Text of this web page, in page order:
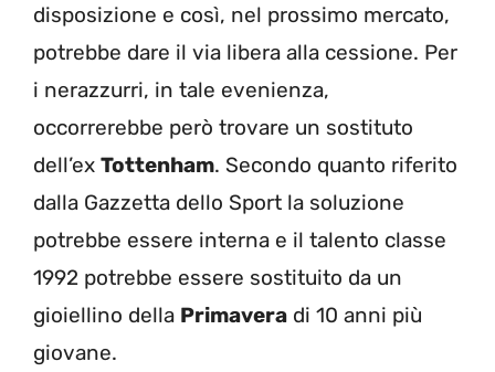
disposizione e così, nel prossimo mercato,
potrebbe dare il via libera alla cessione. Per
i nerazzurri, in tale evenienza,
occorrerebbe però trovare un sostituto
dell’ex Tottenham. Secondo quanto riferito
dalla Gazzetta dello Sport la soluzione
potrebbe essere interna e il talento classe
1992 potrebbe essere sostituito da un
gioiellino della Primavera di 10 anni più
giovane.